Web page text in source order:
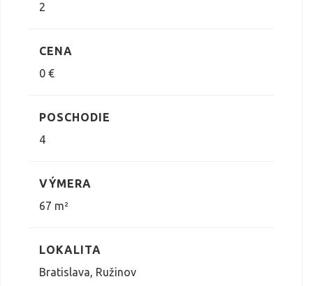
2
CENA
0 €
POSCHODIE
4
VÝMERA
67 m²
LOKALITA
Bratislava, Ružinov